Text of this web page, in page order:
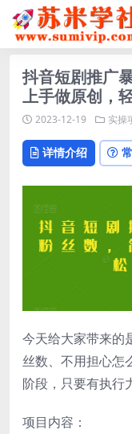
抖音短剧推广
上手做原创，
2023-12-19 实操
详情介绍
今天给大家带来的
丝数、不用担心怎
阶段，只要有执行
项目内容：